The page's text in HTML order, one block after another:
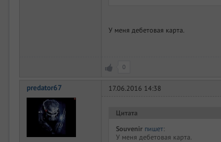
У меня дебетовая карта.
0
predator67 17.06.2016 14:38
Цитата
Souvenir пишет:
У меня дебетовая карта.